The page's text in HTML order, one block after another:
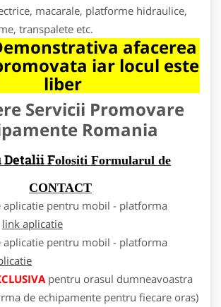
macarale, platforme hidraulice,
transpalete etc.
afacerea
iar locul este
liber
Servicii Promovare
Romania
Detalii Folositi Formularul de
CONTACT
aplicatie pentru mobil - platforma
link aplicatie
aplicatie pentru mobil - platforma
pentru orasul dumneavoastra
de echipamente pentru fiecare oras)